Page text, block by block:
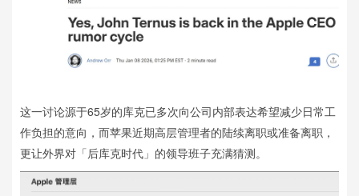
这一讨论源于65岁的库克已多次向公司内部表达希望减少日常工
作负担的意向，而苹果近期高层管理者的陆续离职或准备离职，
更让外界对「后库克时代」的领导班子充满猜测。